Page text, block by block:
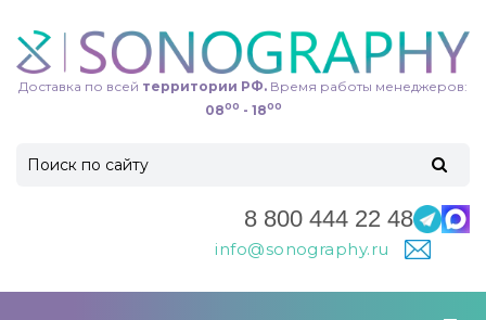
Доставка по всей территории РФ. Время работы менеджеров:
0800 - 1800
8 800 444 22 48
info@sonography.ru